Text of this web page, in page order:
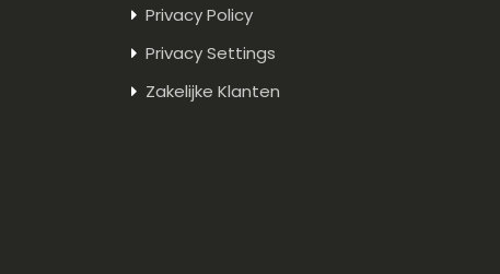
Privacy Policy
Privacy Settings
Zakelijke Klanten